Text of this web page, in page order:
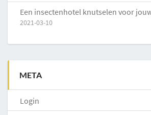
Een insectenhotel knutselen voor
2021-03-10
META
Login